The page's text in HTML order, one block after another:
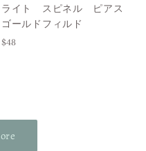
ライト スピネル ピアス
ゴールドフィルド
Regular
$48